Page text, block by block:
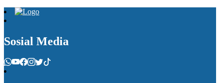
Sosial Media